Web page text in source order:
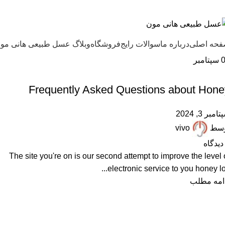
اصلیدرباره ماسوالات رایجفروشگاهوبلاگ عسل طبیعی هانی
سپتامبر
Frequently Asked Questions about
3, 2024
vivo
دیدگاه
The site you're on is our second attempt to improve the level
electronic service to you honey
مطلب